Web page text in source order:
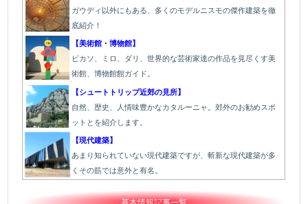
ガウディ以外にもある、多くのモデルニスモの傑作建築を徹
底紹介！
【美術館・博物館】
ピカソ、ミロ、ダリ、世界的な芸術家達の作品を見尽くす美
術館、博物館館ガイド。
【シュートトリップ近郊の見所】
自然、歴史、人情味豊かなカタルーニャ。郊外のお勧めスポ
ットとを紹介します。
【現代建築】
あまり知られていない現代建築ですが、斬新な現代建築が多
くその筋では意外と有名。